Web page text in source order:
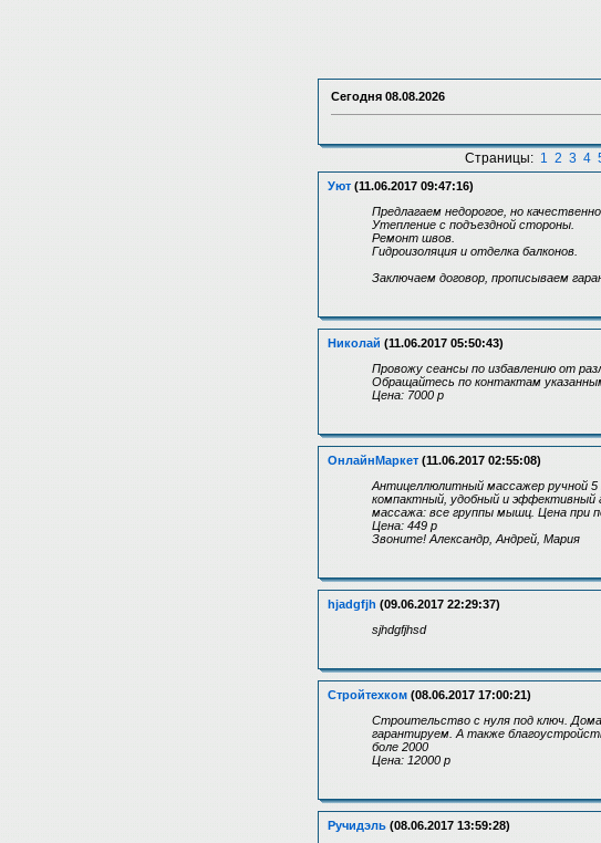
Сегодня 08.08.2026
Страницы: 1 2 3 4
Уют (11.06.2017 09:47:16)
Предлагаем недорогое, но
Утепление с подъездной стороны.
Ремонт швов.
Гидроизоляция и отделка балконов.
Заключаем договор, прописываем
Николай (11.06.2017 05:50:43)
Провожу сеансы по избавлению от
Обращайтесь по контактам
Цена: 7000 р
ОнлайнМаркет (11.06.2017 02:55:08)
Антицеллюлитный массажер ручной
компактный, удобный и
массажа: все группы мышц. Цена при
Цена: 449 р
Звоните! Александр, Андрей, Мария
hjadgfjh (09.06.2017 22:29:37)
sjhdgfjhsd
Стройтехком (08.06.2017 17:00:21)
Строительство с нуля под ключ.
гарантируем. А также
боле 2000
Цена: 12000 р
Ручидэль (08.06.2017 13:59:28)